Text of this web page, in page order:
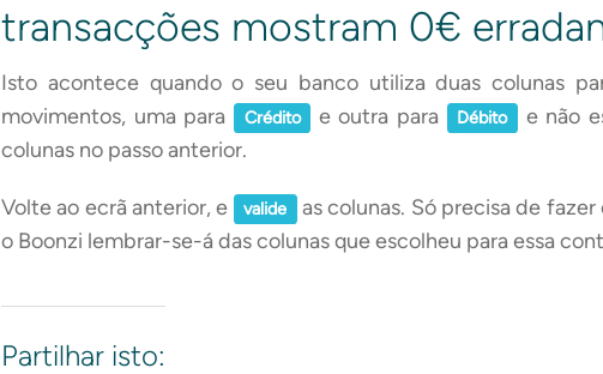
transacções mostram 0€
Isto acontece quando o seu banco utiliza duas colunas
movimentos, uma para
Crédito e outra para Débito
e não
colunas no passo anterior.
Volte ao ecrã anterior, e valide
as colunas. Só precisa de
o Boonzi lembrar-se-á das colunas que escolheu para essa
Partilhar isto: